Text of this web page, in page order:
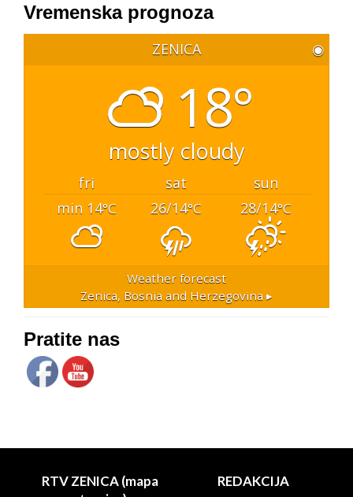
Vremenska prognoza
ZENICA ◉
18°
mostly cloudy
fri sat
sun
min 14°C 26/14°C 28/14°C
Weather forecast
Zenica, Bosnia and Herzegovina ▸
Pratite nas
RTV ZENICA (mapa
REDAKCIJA